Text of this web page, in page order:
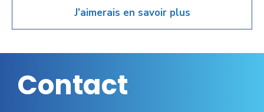
J’aimerais en savoir plus
Contact